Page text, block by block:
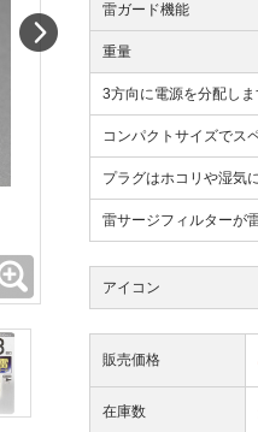
雷ガード機能
重量
3方向に電源を分配しま
コンパクトサイズでス
プラグはホコリや湿気
雷サージフィルターが
アイコン
販売価格
在庫数